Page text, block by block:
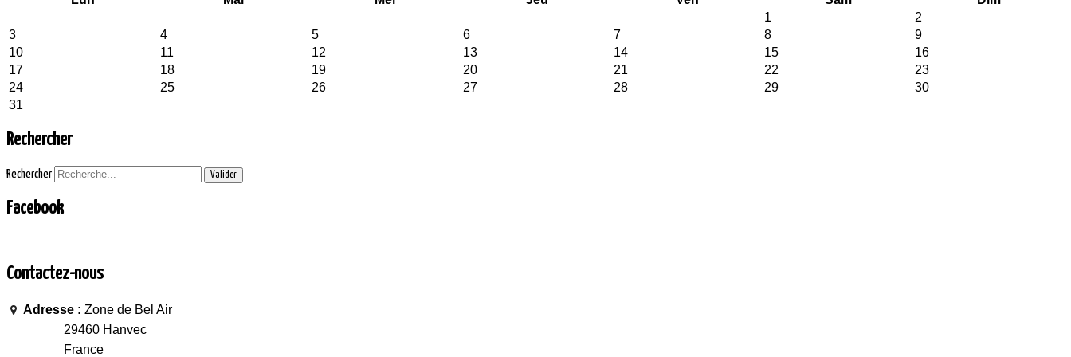
1
2
3
4 5 6 7 8
9
10
11 12 13 14 15
16
17
18 19 20 21 22
23
24
25 26 27 28 29
30
31
Rechercher
Rechercher Valider
Facebook
Contactez-nous
Adresse : Zone de Bel Air
29460 Hanvec
France